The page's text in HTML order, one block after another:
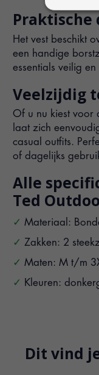
Praktische
Het vest beschikt
een handige
essentials veilig
Veelzijdig
Of u nu kiest voor
laat zich
casual outfits.
of dagelijks
Alle
Ted
Materiaal:
Zakken: 2
Maten: M t/m
Kleuren:
Dit vind